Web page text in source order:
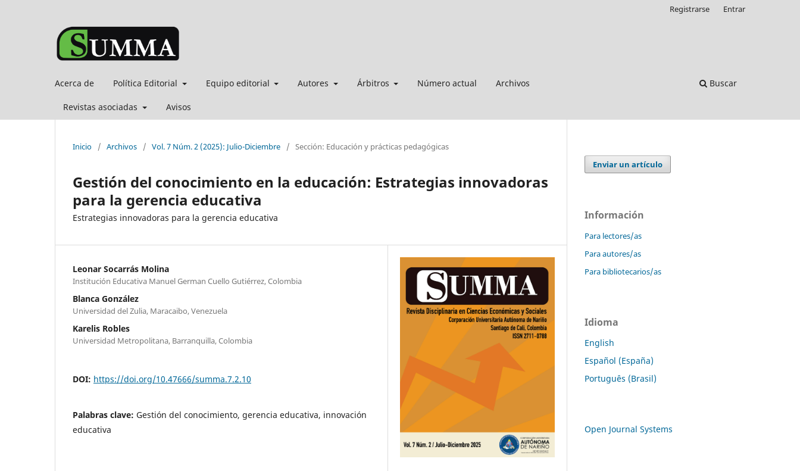
Acerca de Política Editorial Equipo editorial Autores Árbitros Número actual Archivos
Revistas asociadas Avisos
Buscar
Registrarse Entrar
Inicio / Archivos / Vol. 7 Núm. 2 (2025): Julio-Diciembre / Sección: Educación y prácticas pedagógicas
Gestión del conocimiento en la educación: Estrategias innovadoras
para la gerencia educativa
Estrategias innovadoras para la gerencia educativa
Leonar Socarrás Molina
Institución Educativa Manuel German Cuello Gutiérrez, Colombia
Blanca González
Universidad del Zulia, Maracaibo, Venezuela
Karelis Robles
Universidad Metropolitana, Barranquilla, Colombia
DOI: https://doi.org/10.47666/summa.7.2.10
Palabras clave: Gestión del conocimiento, gerencia educativa, innovación
educativa
Enviar un artículo
Información
Para lectores/as
Para autores/as
Para bibliotecarios/as
Idioma
English
Español (España)
Português (Brasil)
Open Journal Systems